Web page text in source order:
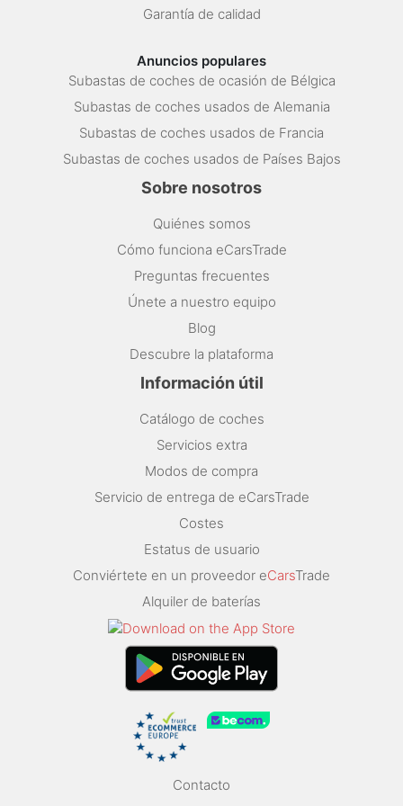
Garantía de calidad
Anuncios populares
Subastas de coches de ocasión de Bélgica
Subastas de coches usados de Alemania
Subastas de coches usados de Francia
Subastas de coches usados de Países Bajos
Sobre nosotros
Quiénes somos
Cómo funciona eCarsTrade
Preguntas frecuentes
Únete a nuestro equipo
Blog
Descubre la plataforma
Información útil
Catálogo de coches
Servicios extra
Modos de compra
Servicio de entrega de eCarsTrade
Costes
Estatus de usuario
Conviértete en un proveedor eCarsTrade
Alquiler de baterías
Contacto